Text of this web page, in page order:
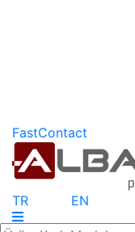
FastContact
TR EN